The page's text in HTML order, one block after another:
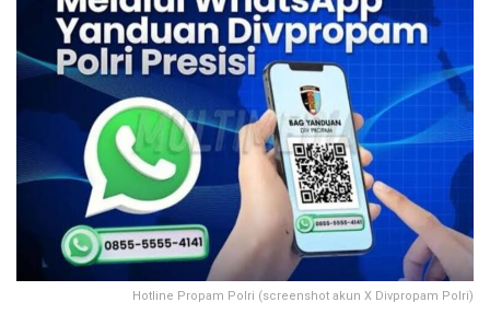
Hotline Propam Polri (screenshot akun X Divpropam Polri)